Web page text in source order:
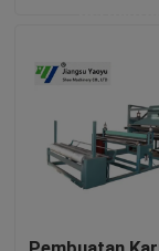
Produk
Tentang kami